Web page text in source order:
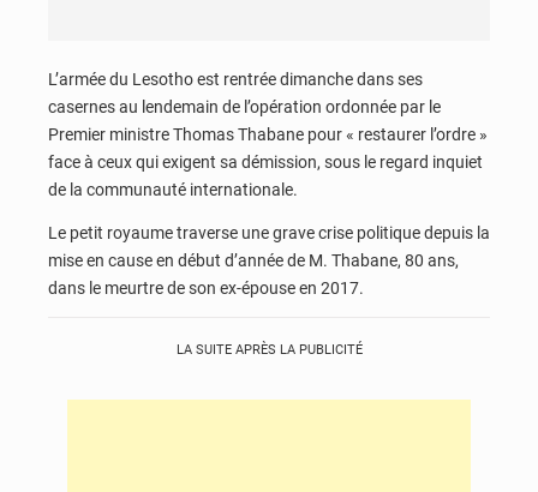
L’armée du Lesotho est rentrée dimanche dans ses
casernes au lendemain de l’opération ordonnée par le
Premier ministre Thomas Thabane pour « restaurer l’ordre »
face à ceux qui exigent sa démission, sous le regard inquiet
de la communauté internationale.
Le petit royaume traverse une grave crise politique depuis la
mise en cause en début d’année de M. Thabane, 80 ans,
dans le meurtre de son ex-épouse en 2017.
LA SUITE APRÈS LA PUBLICITÉ